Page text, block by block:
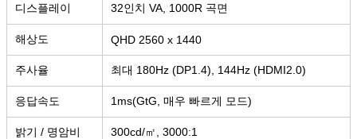
디스플레이 32인치 VA, 1000R 곡면
해상도 QHD 2560 x 1440
주사율 최대 180Hz (DP1.4), 144Hz (HDMI2.0)
응답속도 1ms(GtG, 매우 빠르게 모드)
밝기 / 명암비 300cd/㎡, 3000:1